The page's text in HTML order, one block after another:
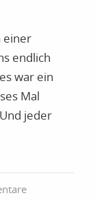
einer
endlich
war ein
Mal
jeder